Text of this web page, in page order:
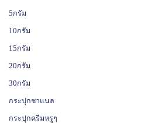
5กรัม
10กรัม
15กรัม
20กรัม
30กรัม
กระปุกชาแนล
กระปุกครีมหรูๆ